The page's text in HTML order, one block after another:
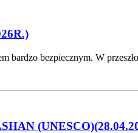
bardzo bezpiecznym. W